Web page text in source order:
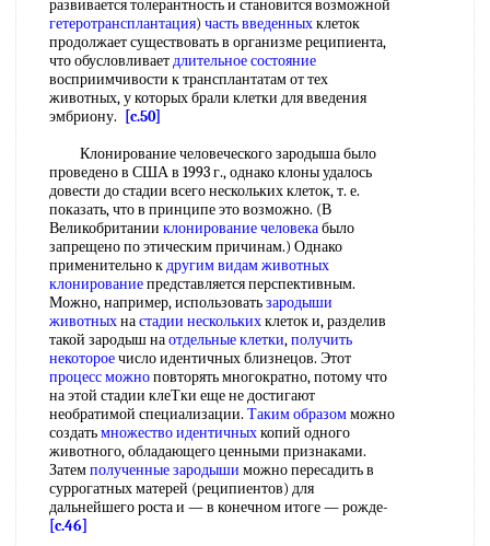
развивается толерантность и становится возможной
гетеротрансплантация) часть введенныхклеток
продолжает существовать в организме реципиента,
что обусловливаетдлительное состояние
восприимчивости к трансплантатам от тех
животных, у которых брали клетки для введения
эмбриону.
[c.50]
Клонирование человеческого зародыша было
проведено в США в 1993 г., однако клоны удалось
довести до стадии всего нескольких клеток, т. е.
показать, что в принципе это возможно. (В
Великобритании клонирование человекабыло
запрещено по этическим причинам.) Однако
применительно кдругим видамживотных
клонированиепредставляется перспективным.
Можно, например, использоватьзародыши
животныхнастадии несколькихклеток и, разделив
такой зародыш наотдельные клетки,получить
некотороечисло идентичных близнецов. Этот
процесс можноповторять многократно, потому что
на этой стадии клеТки еще не достигают
необратимой специализации. Таким образомможно
создатьмножество идентичныхкопий одного
животного, обладающего ценными признаками.
Затемполученные зародыши можно пересадить в
суррогатных матерей (реципиентов) для
дальнейшего роста и — в конечном итоге — рожде-
[c.46]